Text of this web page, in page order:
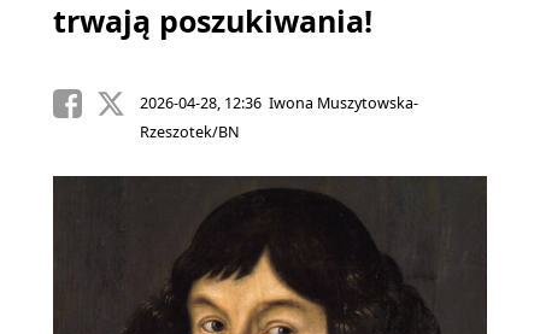
trwają poszukiwania!
2026-04-28, 12:36 Iwona Muszytowska-
Rzeszotek/BN